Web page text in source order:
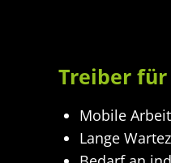
Treiber für
Mobile
Lange